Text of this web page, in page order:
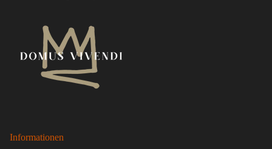
Informationen